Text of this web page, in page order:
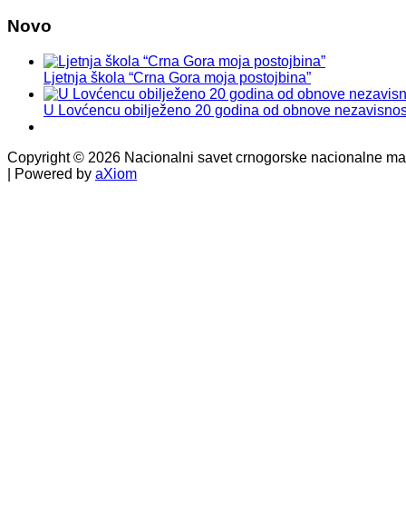
Novo
Ljetnja škola “Crna Gora moja postojbina”
U Lovćencu obilježeno 20 godina od obnove
Copyright © 2026 Nacionalni savet crnogorske nacionalne
| Powered by aXiom